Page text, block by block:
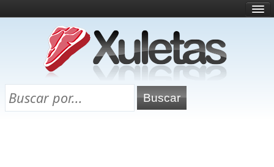
¿Qué es esto?
Directorio
Chuletas para exámenes